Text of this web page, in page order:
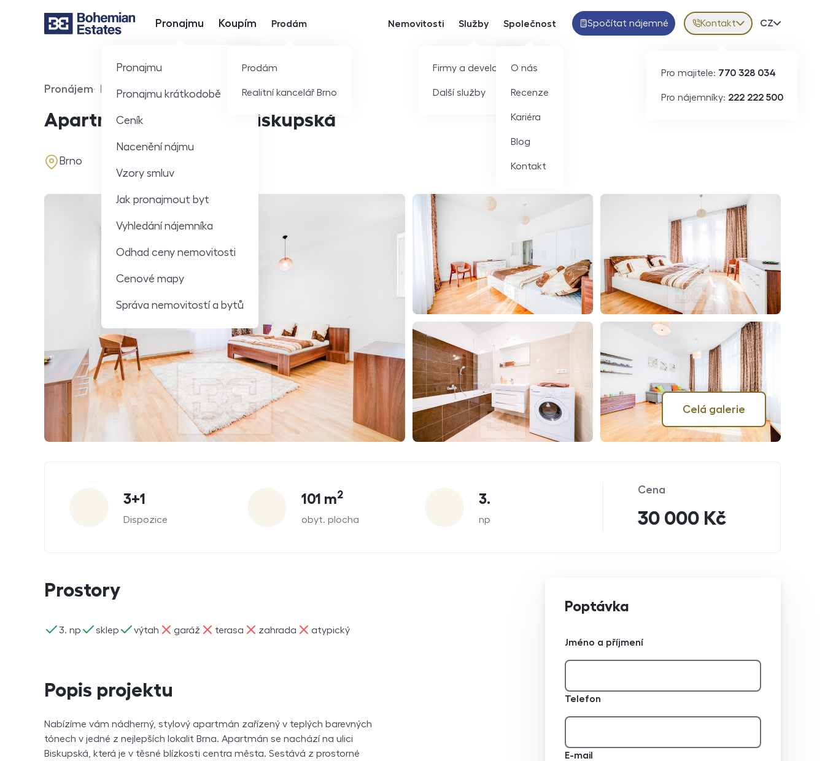
Hlavní nabídka
Pronajmu
Pronajmu
Pronajmu krátkodobě
Ceník
Nacenění nájmu
Vzory smluv
Jak pronajmout byt
Vyhledání nájemníka
Odhad ceny nemovitosti
Cenové mapy
Správa nemovitostí a bytů
Koupím Prodám
Prodám
Realitní kancelář Brno
Nemovitosti Služby
Firmy a developeři
Další služby
Společnost
O nás
Recenze
Kariéra
Blog
Kontakt
Spočítat nájemné Kontakt
Pro majitele: 770 328 034
Pro nájemníky: 222 222 500
Volba
CZ
Celá galerie
Typ nabídky
Pronájem
Typ nemovitosti
Byt
Apartmán 3+1 na ulici Biskupská
adresa
Brno
Dispozice
3+1
obyt. plocha
101 m2
np
3.
Cena
30 000 Kč
Prostory
3. np
ano sklep
ano výtah
ano garáž
ne terasa
ne zahrada
ne atypický
ne
Popis projektu
Nabízíme vám nádherný, stylový apartmán zařízený v teplých barevných
tónech v jedné z nejlepších lokalit Brna. Apartmán se nachází na ulici
Biskupská, která je v těsné blízkosti centra města. Sestává z prostorné
Poptávka
Jméno a příjmení
Telefon
E-mail